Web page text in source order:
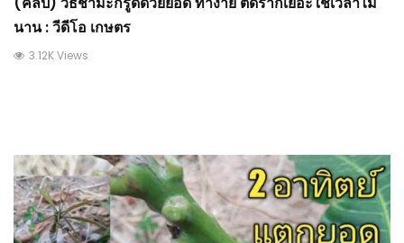
นาน : วีดีโอ เกษตร
3.12K Views